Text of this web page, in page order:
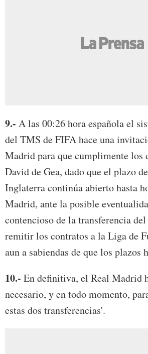
9.- A las 00:26 hora española el
del TMS de FIFA hace una
Madrid para que cumplimente los
David de Gea, dado que el plazo
Inglaterra continúa abierto hasta
Madrid, ante la posible
contencioso de la transferencia
remitir los contratos a la Liga de
aun a sabiendas de que los plazos
10.- En definitiva, el Real Madrid
necesario, y en todo momento,
estas dos transferencias'.